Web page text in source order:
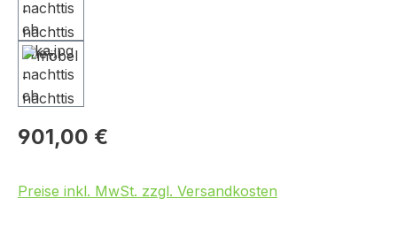
901,00 €
Preise inkl. MwSt. zzgl. Versandkosten